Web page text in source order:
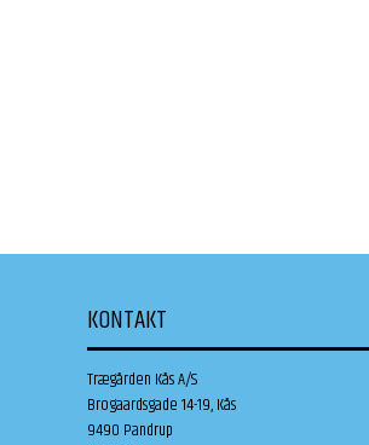
KONTAKT
Trægården Kås A/S
Brogaardsgade 14-19, Kås
9490 Pandrup